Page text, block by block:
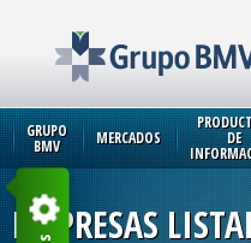
GRUPO
BMV MERCADOS DE
EMPRESAS